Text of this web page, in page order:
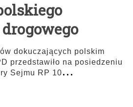
dokuczających polskim
przedstawiło na posiedzeniu
Sejmu RP 10...